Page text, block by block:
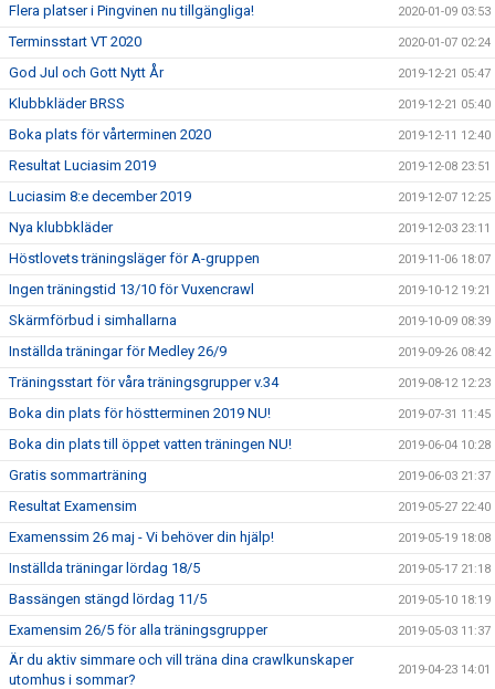
Flera platser i Pingvinen nu tillgängliga! 2020-01-09 03:53
Terminsstart VT 2020 2020-01-07 02:24
God Jul och Gott Nytt År 2019-12-21 05:47
Klubbkläder BRSS 2019-12-21 05:40
Boka plats för vårterminen 2020 2019-12-11 12:40
Resultat Luciasim 2019 2019-12-08 23:51
Luciasim 8:e december 2019 2019-12-07 12:25
Nya klubbkläder 2019-12-03 23:11
Höstlovets träningsläger för A-gruppen 2019-11-06 18:07
Ingen träningstid 13/10 för Vuxencrawl 2019-10-12 19:21
Skärmförbud i simhallarna 2019-10-09 08:39
Inställda träningar för Medley 26/9 2019-09-26 08:42
Träningsstart för våra träningsgrupper v.34 2019-08-12 12:23
Boka din plats för höstterminen 2019 NU! 2019-07-31 11:45
Boka din plats till öppet vatten träningen NU! 2019-06-04 10:28
Gratis sommarträning 2019-06-03 21:37
Resultat Examensim 2019-05-27 22:40
Examenssim 26 maj - Vi behöver din hjälp! 2019-05-19 18:08
Inställda träningar lördag 18/5 2019-05-17 21:18
Bassängen stängd lördag 11/5 2019-05-10 18:19
Examensim 26/5 för alla träningsgrupper 2019-05-03 11:37
Är du aktiv simmare och vill träna dina crawlkunskaper
utomhus i sommar?
2019-04-23 14:01